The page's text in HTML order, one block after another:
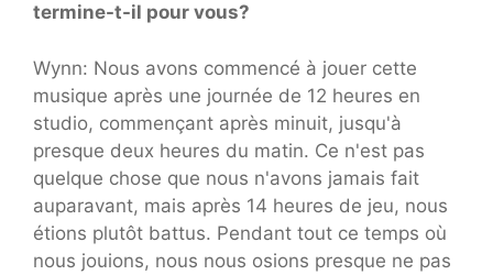
termine-t-il pour vous?
Wynn: Nous avons commencé à jouer cette
musique après une journée de 12 heures en
studio, commençant après minuit, jusqu'à
presque deux heures du matin. Ce n'est pas
quelque chose que nous n'avons jamais fait
auparavant, mais après 14 heures de jeu, nous
étions plutôt battus. Pendant tout ce temps où
nous jouions, nous nous osions presque ne pas